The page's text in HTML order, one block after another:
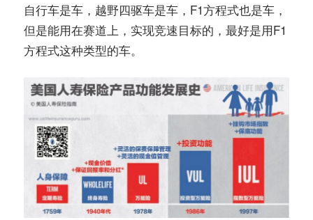
自行车是车，越野四驱车是车，F1方程式也是车，
但是能用在赛道上，实现竞速目标的，最好是用F1
方程式这种类型的车。